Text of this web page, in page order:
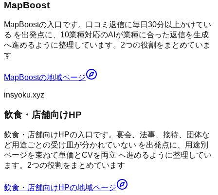
MapBoost
MapBoostの入口です。口コミ返信に毎日30分以上かけてい
る を出発点に、10業種対応のAIが業種に合った返信を生成
へ進めるように整理しています。2つの役割をまとめていま
す
MapBoostの地域ページ
insyoku.xyz
飲食・店舗向けHP
飲食・店舗向けHPの入口です。宴会、法事、接待、団体な
ど用途ごとの受け皿が分かれていない を出発点に、用途別
ページを束ねて単価とCVを両立 へ進めるように整理してい
ます。2つの役割をまとめています
飲食・店舗向けHPの地域ページ